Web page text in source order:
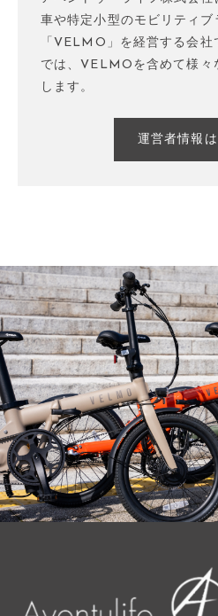
車や特定小型のモビリティブ
「VELMO」を経営する会
では、VELMOを含めて様々
します。
運営者情報